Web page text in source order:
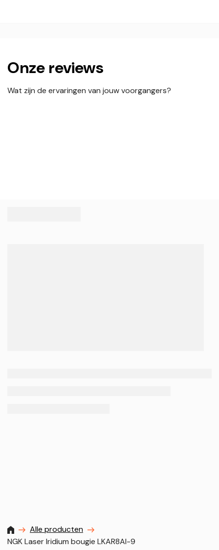
Onze reviews
Wat zijn de ervaringen van jouw voorgangers?
MXProstoreparts
Alle producten
NGK Laser Iridium bougie LKAR8AI-9